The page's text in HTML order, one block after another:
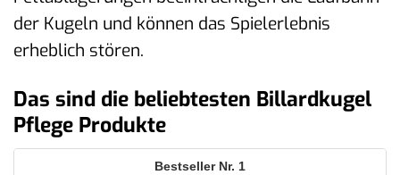
der Kugeln und können das Spielerlebnis
erheblich stören.
Das sind die beliebtesten Billardkugel
Pflege Produkte
1